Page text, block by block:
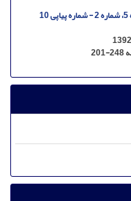
201-248